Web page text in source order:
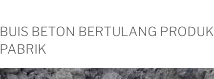
BUIS BETON BERTULANG PRODUK
PABRIK